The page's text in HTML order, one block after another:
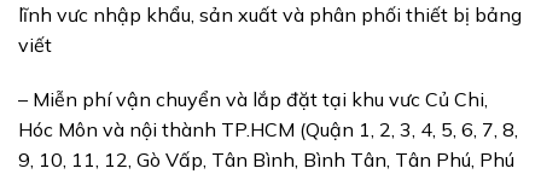
lĩnh vưc nhập khẩu, sản xuất và phân phối thiết bị bảng
viết
– Miễn phí vận chuyển và lắp đặt tại khu vưc Củ Chi,
Hóc Môn và nội thành TP.HCM (Quận 1, 2, 3, 4, 5, 6, 7, 8,
9, 10, 11, 12, Gò Vấp, Tân Bình, Bình Tân, Tân Phú, Phú